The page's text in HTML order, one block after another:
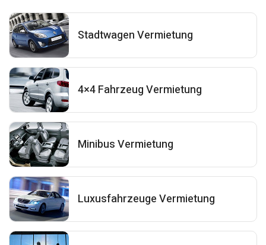
Stadtwagen Vermietung
4×4 Fahrzeug Vermietung
Minibus Vermietung
Luxusfahrzeuge Vermietung